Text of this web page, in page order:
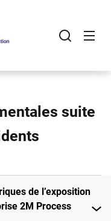
suite
de l’exposition
2M Process